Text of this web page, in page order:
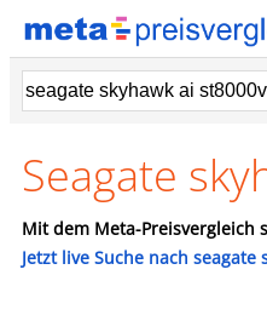
Seagate
Mit dem Meta-Preisvergleich
Jetzt live Suche nach